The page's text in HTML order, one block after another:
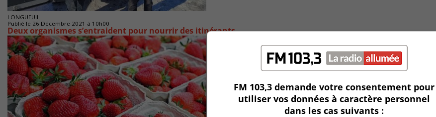
LONGUEUIL
Publié le 26 Décembre 2021 à 10h00
Deux organismes s’entraident pour nourrir des itinérants
FM 103,3 demande votre consentement pour
utiliser vos données à caractère personnel
dans les cas suivants :